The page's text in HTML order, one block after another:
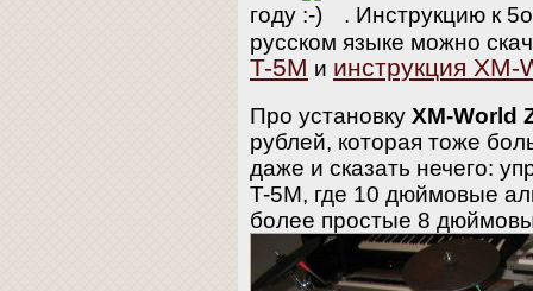
году
. Инструкцию к
русском языке можно
T-5M и инструкция XM-
Про установку XM-World
рублей, которая тоже
даже и сказать нечего:
T-5M, где 10 дюймовые
более простые 8